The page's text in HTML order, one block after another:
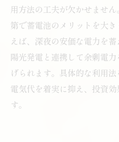
用方法の工夫が欠かせませ
第で蓄電池のメリットを大
えば、深夜の安価な電力を
陽光発電と連携して余剰電
げられます。具体的な利用
電気代を着実に抑え、投資
す。